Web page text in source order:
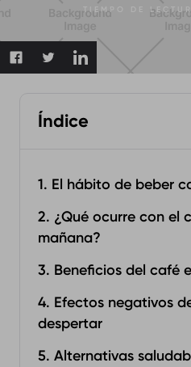
TIEMPO DE
Índice
1. El hábito de beber
2. ¿Qué ocurre con el
mañana?
3. Beneficios del café
4. Efectos negativos
despertar
5. Alternativas